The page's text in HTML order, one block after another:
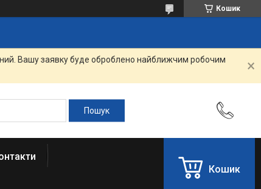
Кошик
Вашу заявку буде оброблено найближчим робочим
Кошик